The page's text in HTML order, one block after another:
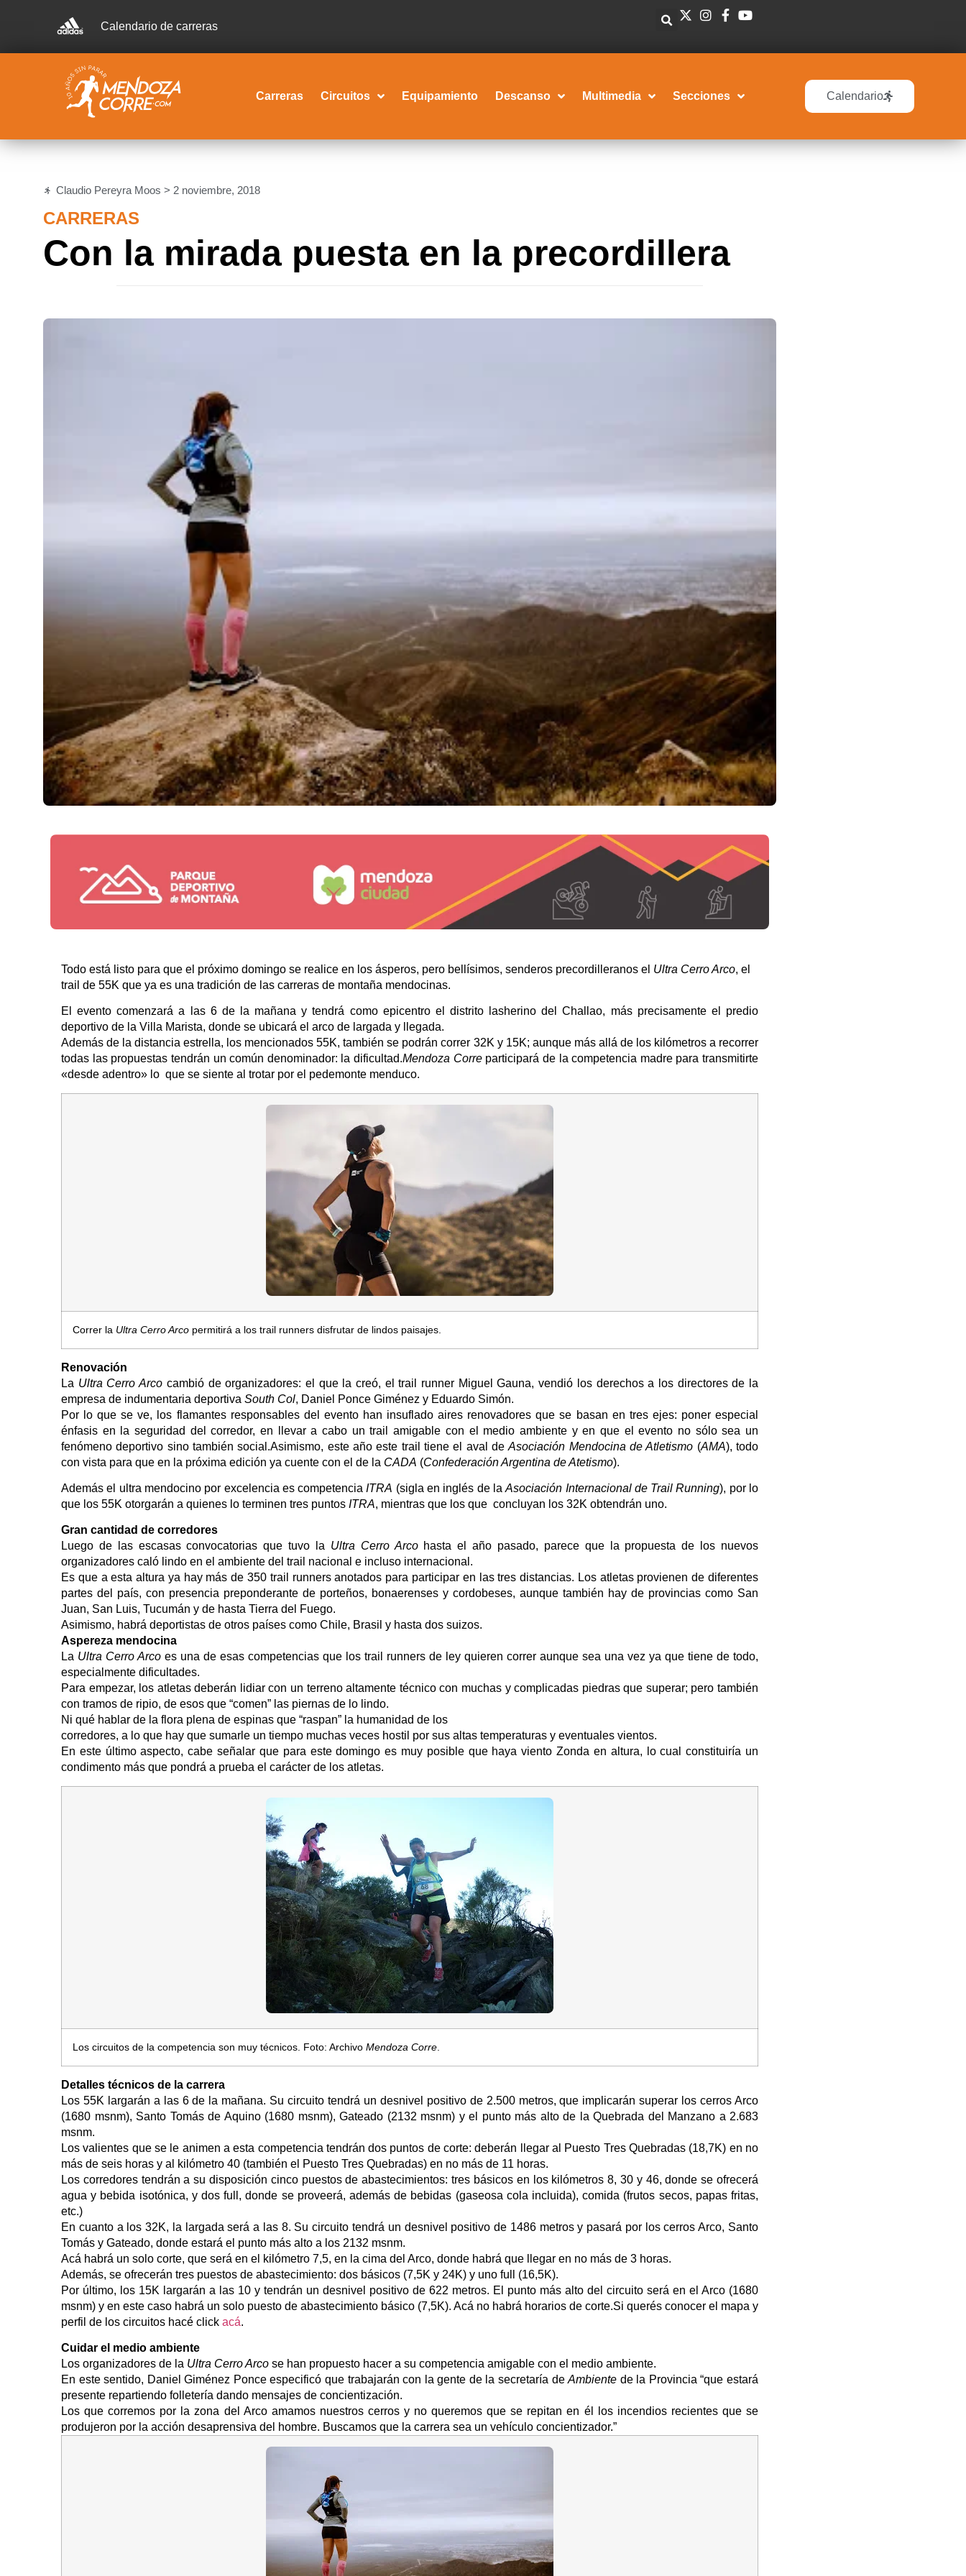
Calendario de carreras
Carreras Circuitos Equipamiento Descanso Multimedia Secciones Calendario
Claudio Pereyra Moos > 2 noviembre, 2018
CARRERAS
Con la mirada puesta en la precordillera
Todo está listo para que el próximo domingo se realice en los ásperos, pero bellísimos, senderos precordilleranos el Ultra Cerro Arco, el
trail de 55K que ya es una tradición de las carreras de montaña mendocinas.
El evento comenzará a las 6 de la mañana y tendrá como epicentro el distrito lasherino del Challao, más precisamente el predio
deportivo de la Villa Marista, donde se ubicará el arco de largada y llegada.
Además de la distancia estrella, los mencionados 55K, también se podrán correr 32K y 15K; aunque más allá de los kilómetros a recorrer
todas las propuestas tendrán un común denominador: la dificultad.Mendoza Correparticipará de la competencia madre para transmitirte
«desde adentro» lo que se siente al trotar por el pedemonte menduco.
Correr la Ultra Cerro Arco permitirá a los trail runners disfrutar de lindos paisajes.
Renovación
La Ultra Cerro Arco cambió de organizadores: el que la creó, el trail runner Miguel Gauna, vendió los derechos a los directores de la
empresa de indumentaria deportiva South Col, Daniel Ponce Giménez y Eduardo Simón.
Por lo que se ve, los flamantes responsables del evento han insuflado aires renovadores que se basan en tres ejes: poner especial
énfasis en la seguridad del corredor, en llevar a cabo un trail amigable con el medio ambiente y en que el evento no sólo sea un
fenómeno deportivo sino también social.Asimismo, este año este trail tiene el aval deAsociación Mendocina de Atletismo (AMA), todo
con vista para que en la próxima edición ya cuente con el de la CADA (Confederación Argentina de Atetismo).
Además el ultra mendocino por excelencia es competenciaITRA (sigla en inglés de laAsociación Internacional de Trail Running), por lo
que los 55K otorgarán a quienes lo terminen tres puntos ITRA, mientras que los que concluyan los 32K obtendrán uno.
Gran cantidad de corredores
Luego de las escasas convocatorias que tuvo la Ultra Cerro Arcohasta el año pasado, parece que la propuesta de los nuevos
organizadores caló lindo en el ambiente del trail nacional e incluso internacional.
Es que a esta altura ya hay más de 350 trail runners anotados para participar en las tres distancias. Los atletas provienen de diferentes
partes del país, con presencia preponderante de porteños, bonaerenses y cordobeses, aunque también hay de provincias como San
Juan, San Luis, Tucumán y de hasta Tierra del Fuego.
Asimismo, habrá deportistas de otros países como Chile, Brasil y hasta dos suizos.
Aspereza mendocina
La Ultra Cerro Arco es una de esas competencias que los trail runners de ley quieren correr aunque sea una vez ya que tiene de todo,
especialmente dificultades.
Para empezar, los atletas deberán lidiar con un terreno altamente técnico con muchas y complicadas piedras que superar; pero también
con tramos de ripio, de esos que “comen” las piernas de lo lindo.
Ni qué hablar de la flora plena de espinas que “raspan” la humanidad de los
corredores, a lo que hay que sumarle un tiempo muchas veces hostil por sus altas temperaturas y eventuales vientos.
En este último aspecto, cabe señalar que para este domingo es muy posible que haya viento Zonda en altura, lo cual constituiría un
condimento más que pondrá a prueba el carácter de los atletas.
Los circuitos de la competencia son muy técnicos. Foto: Archivo Mendoza Corre
Detalles técnicos de la carrera
Los 55K largarán a las 6 de la mañana. Su circuito tendrá un desnivel positivo de 2.500 metros, que implicarán superar los cerros Arco
(1680 msnm), Santo Tomás de Aquino (1680 msnm), Gateado (2132 msnm) y el punto más alto de la Quebrada del Manzano a 2.683
msnm.
Los valientes que se le animen a esta competencia tendrán dos puntos de corte: deberán llegar al Puesto Tres Quebradas (18,7K) en no
más de seis horas y al kilómetro 40 (también el Puesto Tres Quebradas) en no más de 11 horas.
Los corredores tendrán a su disposición cinco puestos de abastecimientos: tres básicos en los kilómetros 8, 30 y 46, donde se ofrecerá
agua y bebida isotónica, y dos full, donde se proveerá, además de bebidas (gaseosa cola incluida), comida (frutos secos, papas fritas,
etc.)
En cuanto a los 32K, la largada será a las 8. Su circuito tendrá un desnivel positivo de 1486 metros y pasará por los cerros Arco, Santo
Tomás y Gateado, donde estará el punto más alto a los 2132 msnm.
Acá habrá un solo corte, que será en el kilómetro 7,5, en la cima del Arco, donde habrá que llegar en no más de 3 horas.
Además, se ofrecerán tres puestos de abastecimiento: dos básicos (7,5K y 24K) y uno full (16,5K).
Por último, los 15K largarán a las 10 y tendrán un desnivel positivo de 622 metros. El punto más alto del circuito será en el Arco (1680
msnm) y en este caso habrá un solo puesto de abastecimiento básico (7,5K). Acá no habrá horarios de corte.Si querés conocer el mapa y
perfil de los circuitos hacé click acá.
Cuidar el medio ambiente
Los organizadores de la Ultra Cerro Arco se han propuesto hacer a su competencia amigable con el medio ambiente.
En este sentido, Daniel Giménez Ponce especificó que trabajarán con la gente de la secretaría deAmbiente de la Provincia “que estará
presente repartiendo folletería dando mensajes de concientización.
Los que corremos por la zona del Arco amamos nuestros cerros y no queremos que se repitan en él los incendios recientes que se
produjeron por la acción desaprensiva del hombre. Buscamos que la carrera sea un vehículo concientizador.”